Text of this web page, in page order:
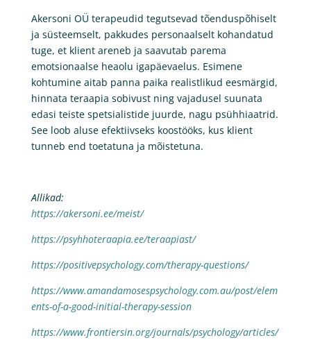
Akersoni OÜ terapeudid tegutsevad tõenduspõhiselt
ja süsteemselt, pakkudes personaalselt kohandatud
tuge, et klient areneb ja saavutab parema
emotsionaalse heaolu igapäevaelus. Esimene
kohtumine aitab panna paika realistlikud eesmärgid,
hinnata teraapia sobivust ning vajadusel suunata
edasi teiste spetsialistide juurde, nagu psühhiaatrid.
See loob aluse efektiivseks koostööks, kus klient
tunneb end toetatuna ja mõistetuna.
Allikad:
https://akersoni.ee/meist/
https://psyhhoteraapia.ee/teraapiast/
https://positivepsychology.com/therapy-questions/
https://www.amandamosespsychology.com.au/post/elem
ents-of-a-good-initial-therapy-session
https://www.frontiersin.org/journals/psychology/articles/